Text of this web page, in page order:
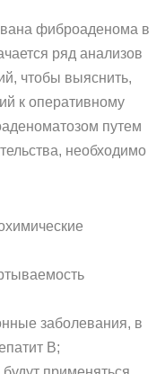
фиброаденома в
ряд анализов
чтобы выяснить,
к оперативному
путем
необходимо
заболевания, в
B;